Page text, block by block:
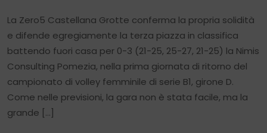
La Zero5 Castellana Grotte conferma la propria solidità
e difende egregiamente la terza piazza in classifica
battendo fuori casa per 0-3 (21-25, 25-27, 21-25) la Nimis
Consulting Pomezia, nella prima giornata di ritorno del
campionato di volley femminile di serie B1, girone D.
Come nelle previsioni, la gara non è stata facile, ma la
grande […]